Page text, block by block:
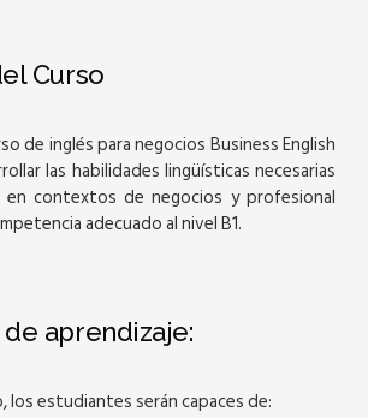
Curso
de inglés para negocios Business English
las habilidades lingüísticas necesarias
en contextos de negocios y profesional
adecuado al nivel B1.
aprendizaje:
los estudiantes serán capaces de: